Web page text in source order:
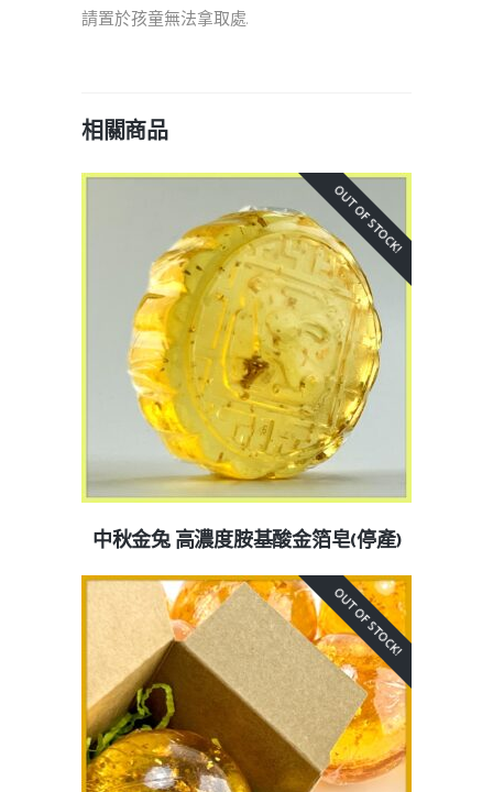
請置於孩童無法拿取處.
相關商品
OUT OF STOCK!
中秋金兔 高濃度胺基酸金箔皂(停產)
OUT OF STOCK!